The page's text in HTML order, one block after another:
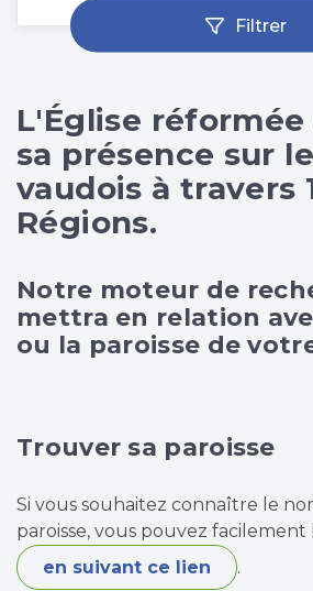
Filtrer
L'Église
sa présence sur
vaudois à travers
Régions.
Notre moteur de
mettra en relation
ou la paroisse de
Trouver sa paroisse
Si vous souhaitez connaître le
paroisse, vous pouvez
en suivant ce lien
.